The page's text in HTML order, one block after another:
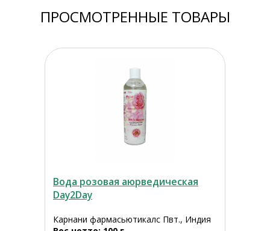
ПРОСМОТРЕННЫЕ ТОВАРЫ
Вода розовая аюрведическая
Day2Day
Карнани фармасьютикалс Пвт., Индия